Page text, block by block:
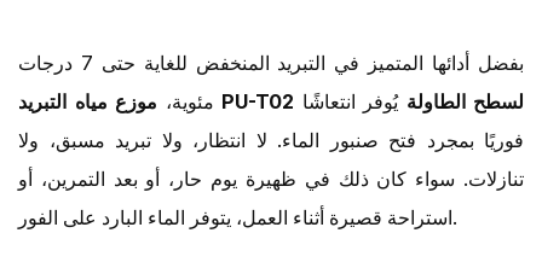
بفضل أدائها المتميز في التبريد المنخفض للغاية حتى 7 درجات
مئوية،
موزع مياه التبريد PU-T02 لسطح الطاولة يُوفر انتعاشًا
فوريًا بمجرد فتح صنبور الماء. لا انتظار، ولا تبريد مسبق، ولا
تنازلات. سواء كان ذلك في ظهيرة يوم حار، أو بعد التمرين، أو
استراحة قصيرة أثناء العمل، يتوفر الماء البارد على الفور.